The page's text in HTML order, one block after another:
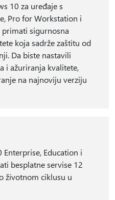
10 za uređaje s
Pro for Workstation i
primati sigurnosna
koja sadrže zaštitu od
Da biste nastavili
i ažuriranja kvalitete,
na najnoviju verziju
Education i
besplatne servise 12
životnom ciklusu u